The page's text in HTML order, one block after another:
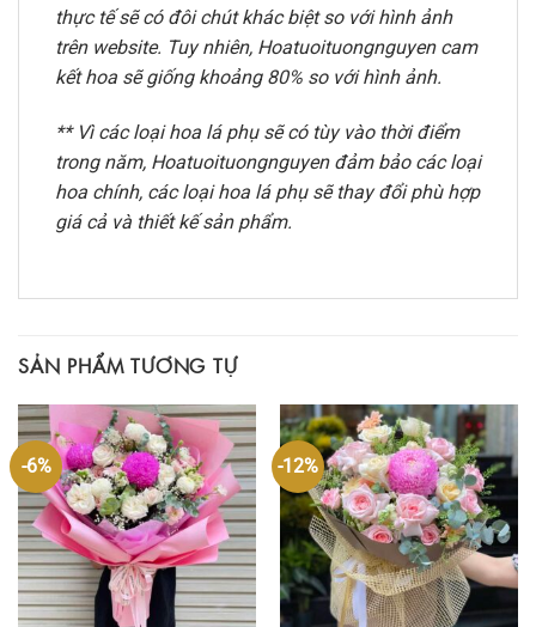
thực tế sẽ có đôi chút khác biệt so với hình ảnh
trên website. Tuy nhiên, Hoatuoituongnguyen cam
kết hoa sẽ giống khoảng 80% so với hình ảnh.
** Vì các loại hoa lá phụ sẽ có tùy vào thời điểm
trong năm, Hoatuoituongnguyen đảm bảo các loại
hoa chính, các loại hoa lá phụ sẽ thay đổi phù hợp
giá cả và thiết kế sản phẩm.
SẢN PHẨM TƯƠNG TỰ
-6% -12%